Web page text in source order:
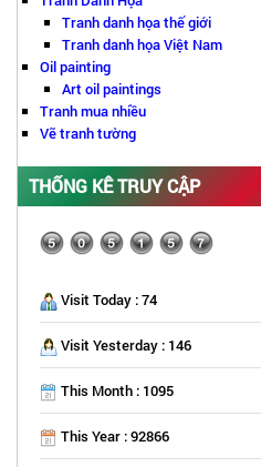
Tranh danh họa thế giới
Tranh danh họa Việt Nam
Oil painting
Art oil paintings
Tranh mua nhiều
Vẽ tranh tường
THỐNG KÊ TRUY CẬP
Visit Today : 74
Visit Yesterday : 146
This Month : 1095
This Year : 92866